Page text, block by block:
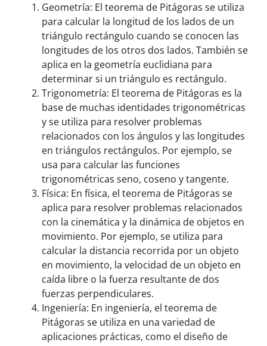
Geometría: El teorema de Pitágoras se utiliza
para calcular la longitud de los lados de un
triángulo rectángulo cuando se conocen las
longitudes de los otros dos lados. También se
aplica en la geometría euclidiana para
determinar si un triángulo es rectángulo.
Trigonometría: El teorema de Pitágoras es la
base de muchas identidades trigonométricas
y se utiliza para resolver problemas
relacionados con los ángulos y las longitudes
en triángulos rectángulos. Por ejemplo, se
usa para calcular las funciones
trigonométricas seno, coseno y tangente.
Física: En física, el teorema de Pitágoras se
aplica para resolver problemas relacionados
con la cinemática y la dinámica de objetos en
movimiento. Por ejemplo, se utiliza para
calcular la distancia recorrida por un objeto
en movimiento, la velocidad de un objeto en
caída libre o la fuerza resultante de dos
fuerzas perpendiculares.
Ingeniería: En ingeniería, el teorema de
Pitágoras se utiliza en una variedad de
aplicaciones prácticas, como el diseño de